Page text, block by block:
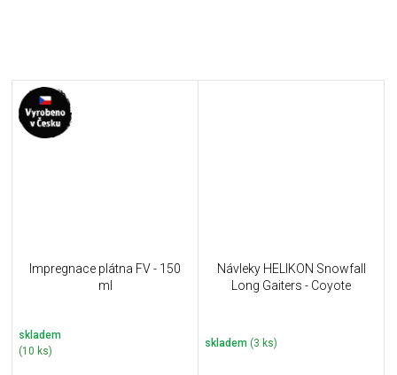
Impregnace plátna FV - 150
ml
skladem
(10 ks)
Návleky HELIKON Snowfall
Long Gaiters - Coyote
skladem (3 ks)